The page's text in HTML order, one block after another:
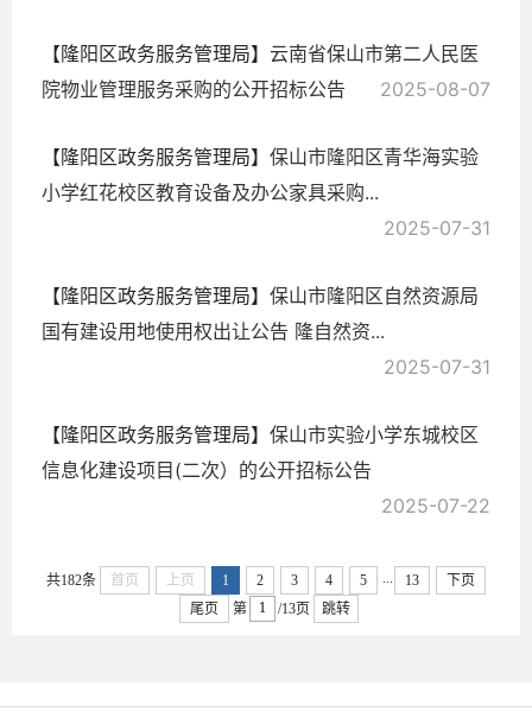
【隆阳区政务服务管理局】 云南省保山市第二人民医
院物业管理服务采购的公开招标公告
2025-08-07
【隆阳区政务服务管理局】 保山市隆阳区青华海实验
小学红花校区教育设备及办公家具采购...
2025-07-31
【隆阳区政务服务管理局】 保山市隆阳区自然资源局
国有建设用地使用权出让公告 隆自然资...
2025-07-31
【隆阳区政务服务管理局】 保山市实验小学东城校区
信息化建设项目(二次）的公开招标公告
2025-07-22
共182条 首页 上页 1 2 3 4 5 ... 13
下页
尾页
第 /13页 跳转